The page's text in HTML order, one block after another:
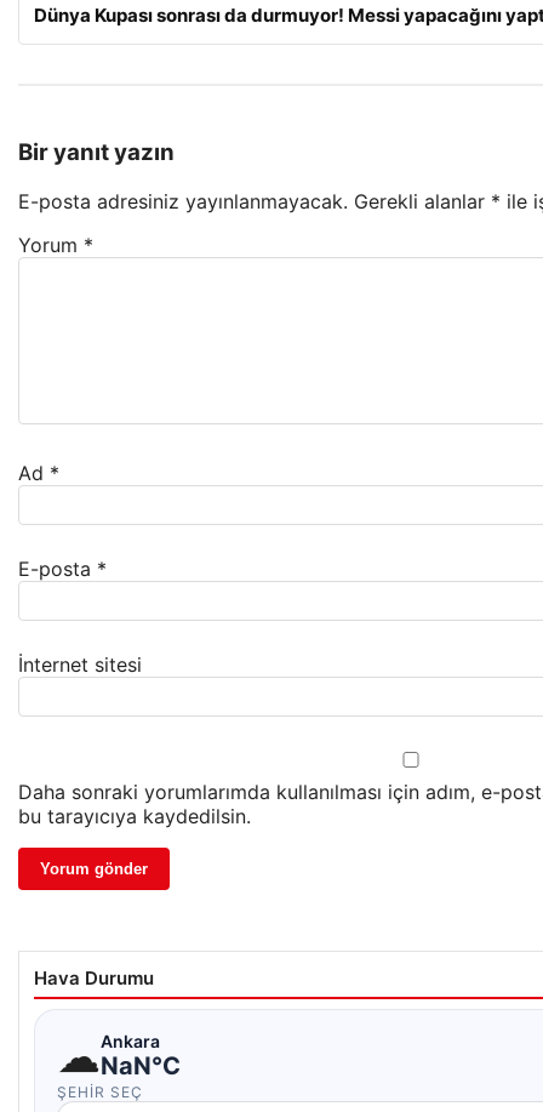
Dünya Kupası sonrası da durmuyor! Messi yapacağını
Bir yanıt yazın
E-posta adresiniz yayınlanmayacak. Gerekli alanlar * ile
Yorum *
Ad *
E-posta *
İnternet sitesi
Daha sonraki yorumlarımda kullanılması için adım, e-
bu tarayıcıya kaydedilsin.
Hava Durumu
☁Ankara
NaN°C
ŞEHIR SEÇ